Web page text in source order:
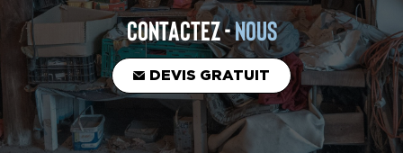
CONTACTEZ -NOUS
DEVIS GRATUIT